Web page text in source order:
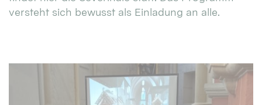
versteht sich bewusst als Einladung an alle.